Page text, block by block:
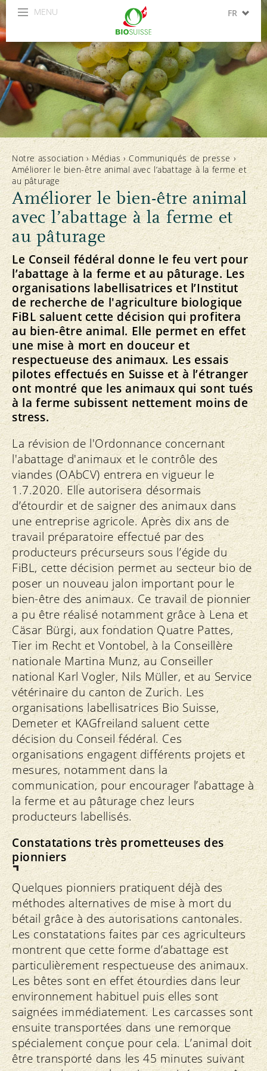
MENU FR
IT
Notre association › Médias›Communiqués de presse ›
Améliorer le bien-être animal avec l’abattage à la ferme et
au pâturage
Améliorer le bien-être animal
avec l’abattage à la ferme et
au pâturage
Le Conseil fédéral donne le feu vert pour
l’abattage à la ferme et au pâturage. Les
organisations labellisatrices et l’Institut
de recherche de l'agriculture biologique
FiBL saluent cette décision qui profitera
au bien-être animal. Elle permet en effet
une mise à mort en douceur et
respectueuse des animaux. Les essais
pilotes effectués en Suisse et à l’étranger
ont montré que les animaux qui sont tués
à la ferme subissent nettement moins de
stress.
La révision de l'Ordonnance concernant
l'abattage d'animaux et le contrôle des
viandes (OAbCV) entrera en vigueur le
1.7.2020. Elle autorisera désormais
d’étourdir et de saigner des animaux dans
une entreprise agricole. Après dix ans de
travail préparatoire effectué par des
producteurs précurseurs sous l’égide du
FiBL, cette décision permet au secteur bio de
poser un nouveau jalon important pour le
bien-être des animaux. Ce travail de pionnier
a pu être réalisé notamment grâce à Lena et
Cäsar Bürgi, aux fondation Quatre Pattes,
Tier im Recht et Vontobel, à la Conseillère
nationale Martina Munz, au Conseiller
national Karl Vogler, Nils Müller, et au Service
vétérinaire du canton de Zurich. Les
organisations labellisatrices Bio Suisse,
Demeter et KAGfreiland saluent cette
décision du Conseil fédéral. Ces
organisations engagent différents projets et
mesures, notamment dans la
communication, pour encourager l’abattage à
la ferme et au pâturage chez leurs
producteurs labellisés.
Constatations très prometteuses des
pionniers
Quelques pionniers pratiquent déjà des
méthodes alternatives de mise à mort du
bétail grâce à des autorisations cantonales.
Les constatations faites par ces agriculteurs
montrent que cette forme d’abattage est
particulièrement respectueuse des animaux.
Les bêtes sont en effet étourdies dans leur
environnement habituel puis elles sont
saignées immédiatement. Les carcasses sont
ensuite transportées dans une remorque
spécialement conçue pour cela. L’animal doit
être transporté dans les 45 minutes suivant